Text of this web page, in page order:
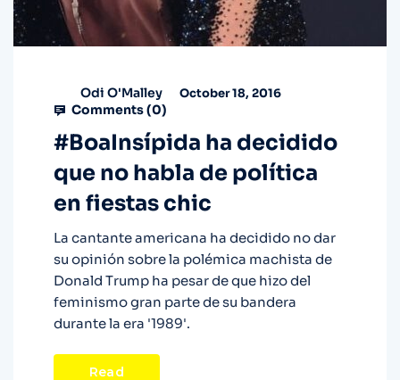
Odi O'Malley October 18, 2016
Comments (0)
#BoaInsípida ha decidido
que no habla de política
en fiestas chic
La cantante americana ha decidido no dar
su opinión sobre la polémica machista de
Donald Trump ha pesar de que hizo del
feminismo gran parte de su bandera
durante la era '1989'.
Read